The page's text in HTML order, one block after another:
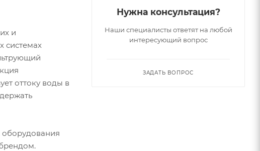
и
системах
оттоку воды в
Нужна консультация?
Наши специалисты ответят на любой
интересующий вопрос
ЗАДАТЬ ВОПРОС